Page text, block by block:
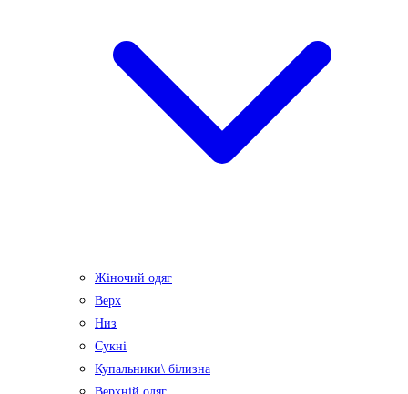
Жіночий одяг
Верх
Низ
Сукні
Купальники\ білизна